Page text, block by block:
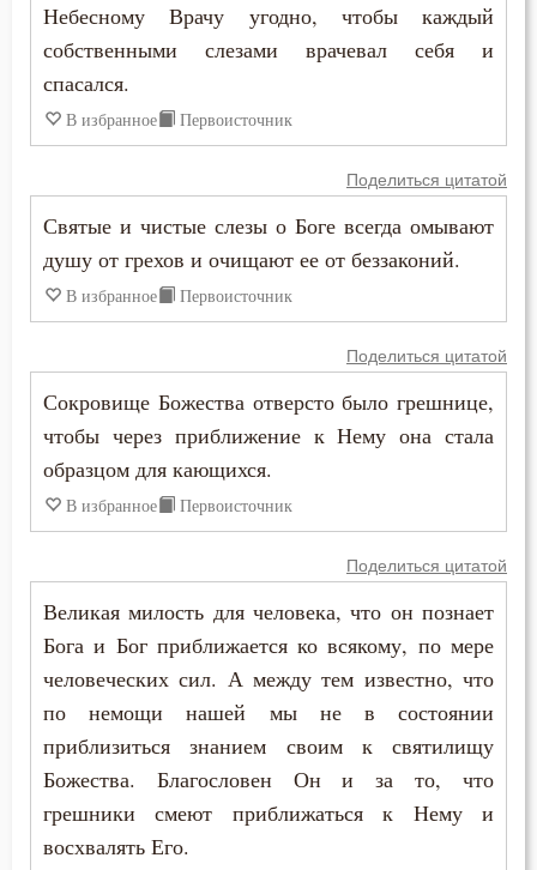
Добродетель
Друг
Дух Святой
Еда
Женщина
Жизнь вечная
Зависть
Загробная жизнь
Закон Божий
Заповеди
Исаак Сирин Ниневийский
Исидор Пелусиот
Иустин (Попович)
Иустин Философ
Каллист Ангеликуд
Киприан Карфагенский
Кирилл Александрийский
Кирилл Иерусалимский
Лев Оптинский (Наголкин)
Лука (Войно-Ясенецкий)
Макарий Великий
Макарий Оптинский (Иванов)
Небесному Врачу угодно, чтобы каждый
собственными слезами врачевал себя и
спасался.
В избранное Первоисточник
Поделиться цитатой
Святые и чистые слезы о Боге всегда омывают
душу от грехов и очищают ее от беззаконий.
В избранное Первоисточник
Поделиться цитатой
Сокровище Божества отверсто было грешнице,
чтобы через приближение к Нему она стала
образцом для кающихся.
В избранное Первоисточник
Поделиться цитатой
Великая милость для человека, что он познает
Бога и Бог приближается ко всякому, по мере
человеческих сил. А между тем известно, что
по немощи нашей мы не в состоянии
приблизиться знанием своим к святилищу
Божества. Благословен Он и за то, что
грешники смеют приближаться к Нему и
восхвалять Его.